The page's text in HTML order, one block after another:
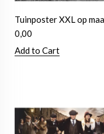
Tuinposter XXL op
0,00
Add to Cart